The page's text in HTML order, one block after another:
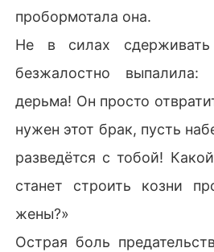
пробормотала она.
Не в силах
безжалостно
дерьма! Он просто
нужен этот брак, пусть
разведётся с тобой!
станет строить козни
жены?»
Острая боль